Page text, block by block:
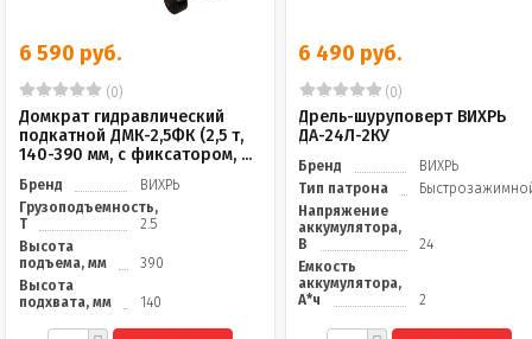
6 590 руб.
(0)
Домкрат гидравлический
подкатной ДМК-2,5ФК (2,5 т,
140-390 мм, с фиксатором, ...
Бренд
ВИХРЬ
Грузоподъемность,
Т
2.5
Высота
подъема, мм
390
Высота
подхвата, мм
140
6 490 руб.
(0)
Дрель-шуруповерт ВИХРЬ
ДА-24Л-2КУ
Бренд
ВИХРЬ
Тип патрона
Напряжение
аккумулятора,
В
24
Емкость
аккумулятора,
А*ч
2